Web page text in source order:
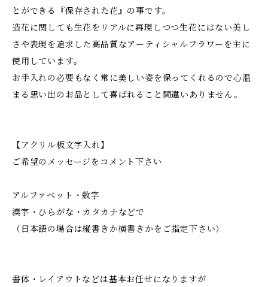
とができる『保存された花』の事です。
造花に関しても生花をリアルに再現しつつ生花にはない美し
さや表現を追求した高品質なアーティシャルフラワーを主に
使用しています。
お手入れの必要もなく常に美しい姿を保ってくれるので心温
まる思い出のお品として喜ばれること間違いありません。
【アクリル板文字入れ】
ご希望のメッセージをコメント下さい
アルファベット・数字
漢字・ひらがな・カタカナなどで
（日本語の場合は縦書きか横書きかをご指定下さい）
書体・レイアウトなどは基本お任せになりますが